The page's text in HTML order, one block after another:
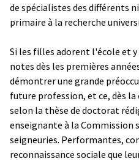
de spécialistes des différents
primaire à la recherche
Si les filles adorent l'école et
notes dès les premières
démontrer une grande
future profession, et ce, dès
selon la thèse de doctorat
enseignante à la Commission
seigneuries. Performantes,
reconnaissance sociale que